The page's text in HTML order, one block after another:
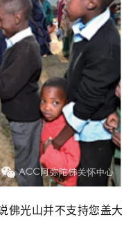
佛光山并不支持您盖大